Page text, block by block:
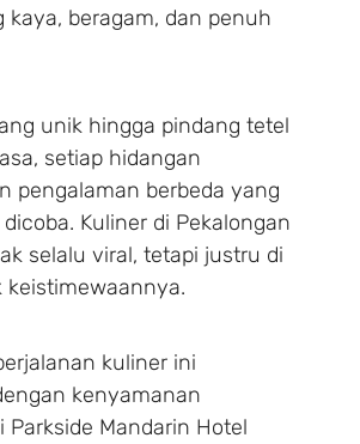
kaya, beragam, dan penuh
unik hingga pindang tetel
setiap hidangan
pengalaman berbeda yang
Kuliner di Pekalongan
selalu viral, tetapi justru di
keistimewaannya.
kuliner ini
kenyamanan
Parkside Mandarin Hotel